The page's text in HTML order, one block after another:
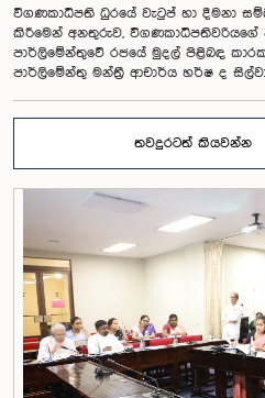
විගණකාධිපති ධුරයේ වැටුප් හා දීමනා
කිරීමෙන් අනතුරුව, විගණකාධිපතිවරියගේ
පාර්ලිමේන්තුවේ රජයේ මුදල් පිළිබඳ
පාර්ලිමේන්තු මන්ත්‍රී ආචාර්ය හර්ෂ ද
බස්නායක, එම්.කේ.එම්. අස්ලම්, තිලිණ
යන මහත්ම මහත්මීන්ගේ සහභාගීත්වයෙන්
පාර්ලිමේන්තුවේදී පසුගියදා (04) රැස්වූ
සමාජවාදී ජනරජයේ ආණ්ඩුක්‍රම ව්‍යවස්ථාවේ
විගණකාධිපති ධුරයේ වැටුප්
අවධානයට යොමු කර තිබිණි.එහිදී
අධීක්ෂණය හා විගණන ක්ෂේත්‍රයේ
ගනිමින් වැටුප් මට්ටම පිළිබඳව කාරක
විසින් අදහස් හා යෝජනා ඉදිරිපත් කරන
ව්‍යවස්ථාව ප්‍රකාරව විගණකාධිපති
රාජ්‍ය වැටුප් පරිමාණයෙන් බැහැරව
විශේෂ සැලකිල්ලක් යොමු කළ හැකි බවත්
කාරක සභාව පවසා සිටියේය. යොජිත
විගණකාධිපතිවරුන්ගේ වැටුප් ද සලකා
තවදුරටත් කියවන්න